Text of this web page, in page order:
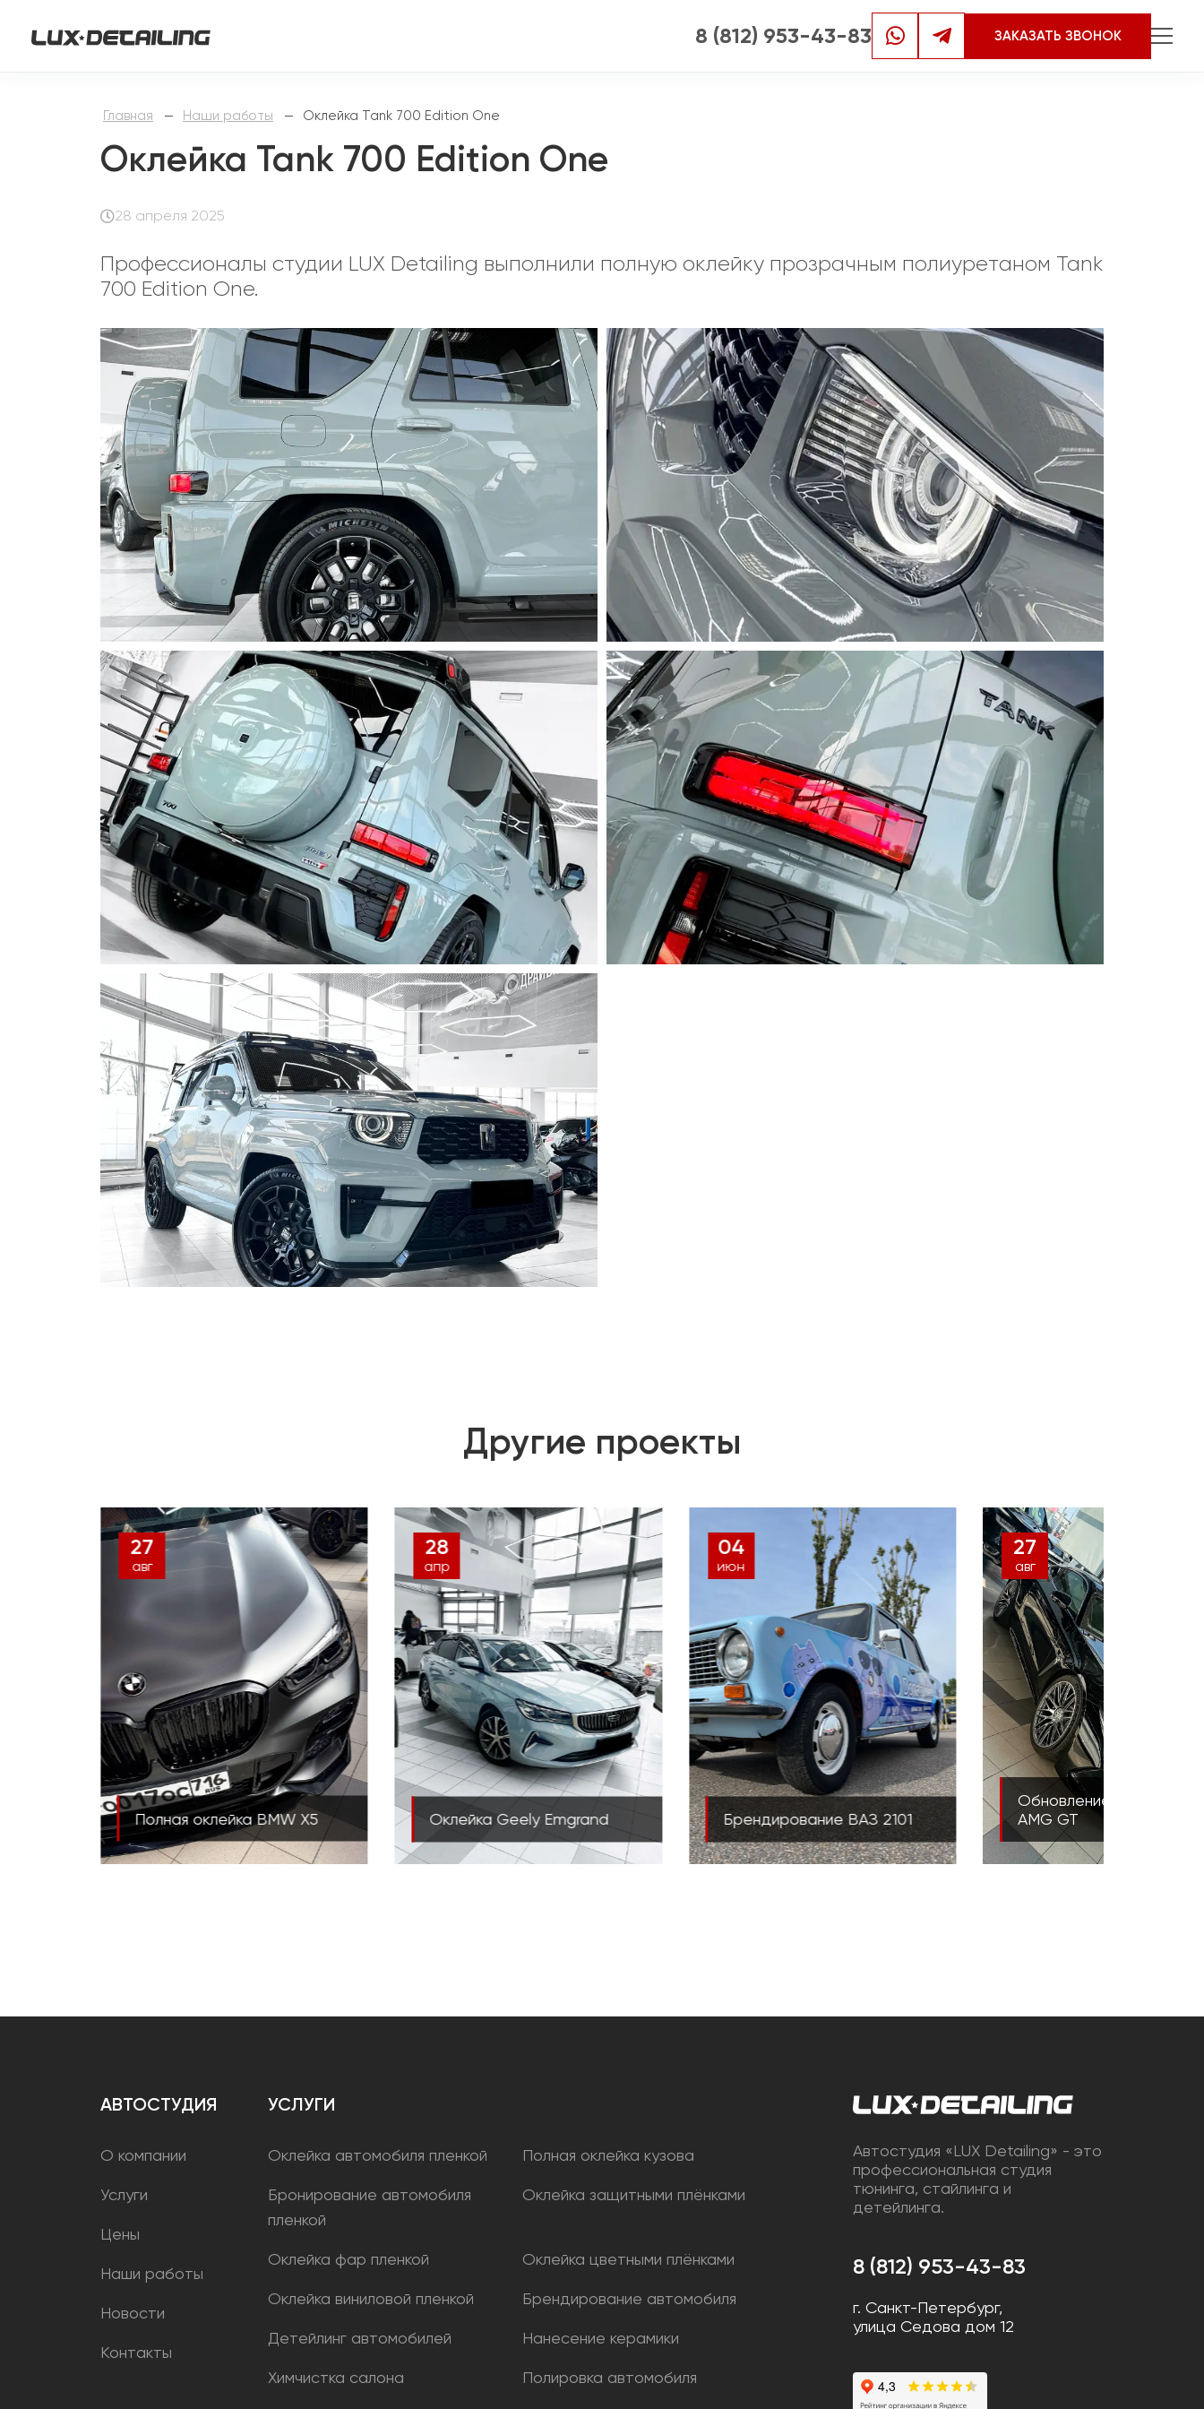
8 (812) 953-43-83 ЗАКАЗАТЬ ЗВОНОК
Главная — Наши работы — Оклейка Tank 700 Edition One
Оклейка Tank 700 Edition One
28 апреля 2025
Профессионалы студии LUX Detailing выполнили полную оклейку прозрачным полиуретаном Tank
700 Edition One.
Другие проекты
28
апр
Оклейка Geely Emgrand
04
июн
Брендирование ВАЗ 2101
27
авг
Обновление защиты Mercedes
AMG GT
27
авг
Полная оклейка BMW X5
АВТОСТУДИЯ
О компании
Услуги
Цены
Наши работы
Новости
Контакты
УСЛУГИ
Оклейка автомобиля пленкой Полная оклейка кузова
Бронирование автомобиля
пленкой
Оклейка защитными плёнками
Оклейка фар пленкой Оклейка цветными плёнками
Оклейка виниловой пленкой Брендирование автомобиля
Детейлинг автомобилей Нанесение керамики
Химчистка салона Полировка автомобиля
Автостудия «LUX Detailing» - это
профессиональная студия
тюнинга, стайлинга и
детейлинга.
8 (812) 953-43-83
г. Санкт-Петербург,
улица Седова дом 12